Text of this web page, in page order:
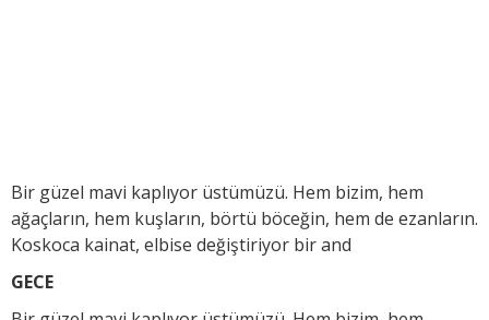
Bir güzel mavi kaplıyor üstümüzü. Hem bizim, hem
ağaçların, hem kuşların, börtü böceğin, hem de ezanların.
Koskoca kainat, elbise değiştiriyor bir and
GECE